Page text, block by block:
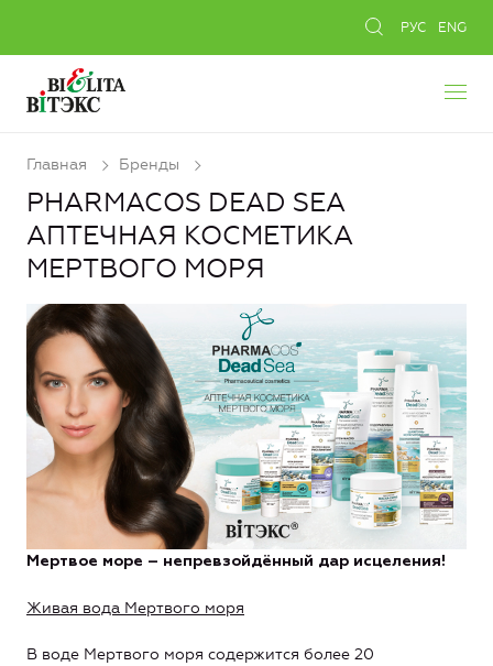
РУС ENG
Главная Бренды
PHARMACOS DEAD SEA
АПТЕЧНАЯ КОСМЕТИКА
МЕРТВОГО МОРЯ
Мертвое море – непревзойдённый дар исцеления!
Живая вода Мертвого моря
В воде Мертвого моря содержится более 20